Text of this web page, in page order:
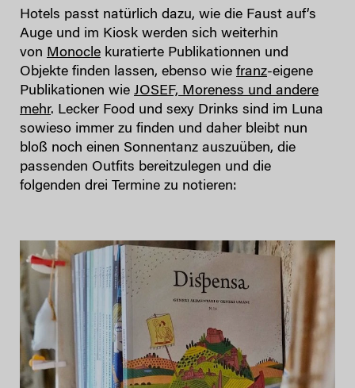
Hotels passt natürlich dazu, wie die Faust auf’s
Auge und im Kiosk werden sich weiterhin
von Monocle kuratierte Publikationnen und
Objekte finden lassen, ebenso wie franz-eigene
Publikationen wie JOSEF, Moreness und andere
mehr. Lecker Food und sexy Drinks sind im Luna
sowieso immer zu finden und daher bleibt nun
bloß noch einen Sonnentanz auszuüben, die
passenden Outfits bereitzulegen und die
folgenden drei Termine zu notieren: